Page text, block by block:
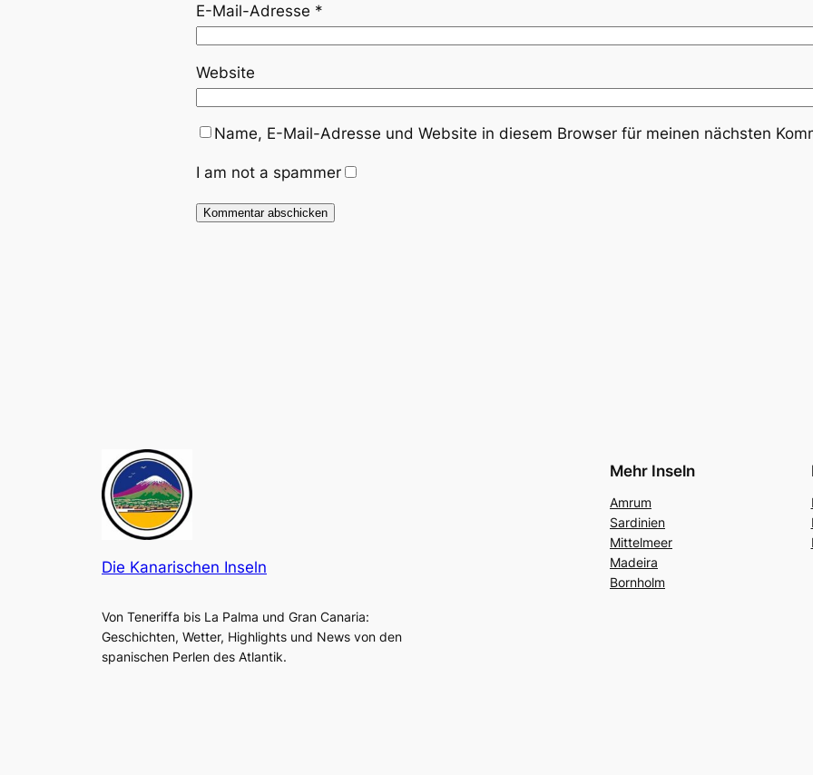
E-Mail-Adresse *
Website
Name, E-Mail-Adresse und Website in diesem Browser für meinen nächsten
I am not a spammer
Die Kanarischen Inseln
Von Teneriffa bis La Palma und Gran Canaria:
Geschichten, Wetter, Highlights und News von den
spanischen Perlen des Atlantik.
Mehr Inseln
Amrum
Sardinien
Mittelmeer
Madeira
Bornholm